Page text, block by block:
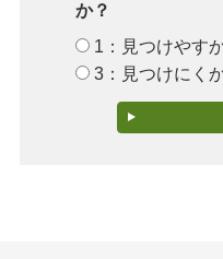
か？
1：見つけやす
3：見つけにく